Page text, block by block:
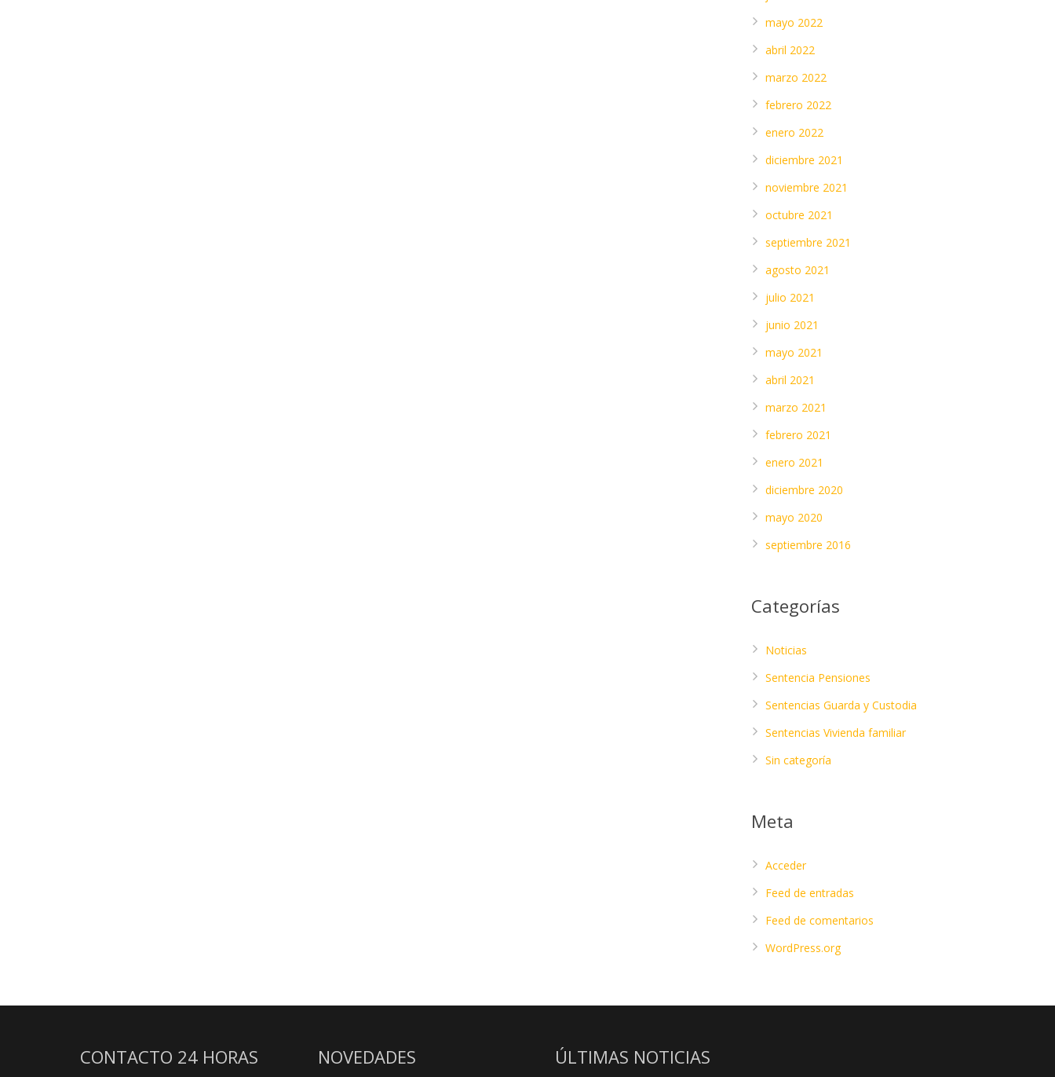
mayo 2022
abril 2022
marzo 2022
febrero 2022
enero 2022
diciembre 2021
noviembre 2021
octubre 2021
septiembre 2021
agosto 2021
julio 2021
junio 2021
mayo 2021
abril 2021
marzo 2021
febrero 2021
enero 2021
diciembre 2020
mayo 2020
septiembre 2016
Categorías
Noticias
Sentencia Pensiones
Sentencias Guarda y Custodia
Sentencias Vivienda familiar
Sin categoría
Meta
Acceder
Feed de entradas
Feed de comentarios
WordPress.org
CONTACTO 24 HORAS NOVEDADES ÚLTIMAS NOTICIAS